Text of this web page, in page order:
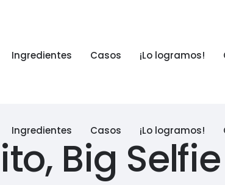
Ingredientes Casos ¡Lo logramos!
Ingredientes Casos ¡Lo logramos!
Big Selfie